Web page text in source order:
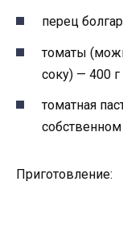
перец
томаты
соку) — 400 г
томатная
собственном
Приготовление: